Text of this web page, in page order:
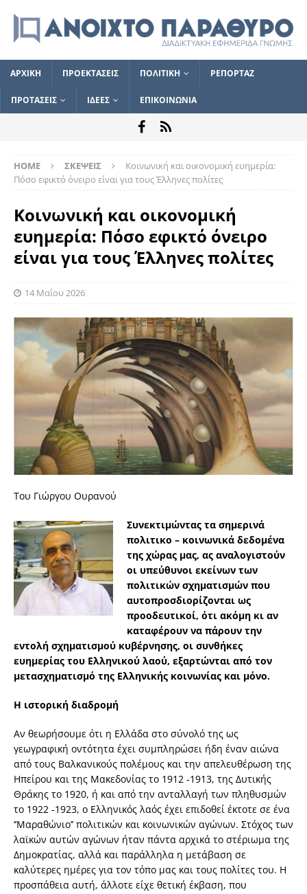
ΑΡΧΙΚΗ ΠΡΟΕΚΤΑΣΕΙΣ ΠΟΛΙΤΙΚΗ ΡΕΠΟΡΤΑΖ
ΠΡΟΤΑΣΕΙΣ ΙΔΕΕΣ ΕΠΙΚΟΙΝΩΝΙΑ
HOME ΣΚΕΨΕΙΣ
Κοινωνική και οικονομική ευημερία:
Πόσο εφικτό όνειρο είναι για τους Έλληνες πολίτες
Κοινωνική και οικονομική
ευημερία: Πόσο εφικτό όνειρο
είναι για τους Έλληνες πολίτες
14 Μαΐου 2026
Του Γιώργου Ουρανού
Συνεκτιμώντας τα σημερινά
πολιτικο – κοινωνικά δεδομένα
της χώρας μας, ας αναλογιστούν
οι υπεύθυνοι εκείνων των
πολιτικών σχηματισμών που
αυτοπροσδιορίζονται ως
προοδευτικοί, ότι ακόμη κι αν
καταφέρουν να πάρουν την
εντολή σχηματισμού κυβέρνησης, οι συνθήκες
ευημερίας του Ελληνικού λαού, εξαρτώνται από τον
μετασχηματισμό της Ελληνικής κοινωνίας και μόνο.
Η ιστορική διαδρομή
Αν θεωρήσουμε ότι η Ελλάδα στο σύνολό της ως
γεωγραφική οντότητα έχει συμπληρώσει ήδη έναν αιώνα
από τους Βαλκανικούς πολέμους και την απελευθέρωση της
Ηπείρου και της Μακεδονίας το 1912 -1913, της Δυτικής
Θράκης το 1920, ή και από την ανταλλαγή των πληθυσμών
το 1922 -1923, ο Ελληνικός λαός έχει επιδοθεί έκτοτε σε ένα
‘’Μαραθώνιο’’ πολιτικών και κοινωνικών αγώνων. Στόχος των
λαϊκών αυτών αγώνων ήταν πάντα αρχικά το στέριωμα της
Δημοκρατίας, αλλά και παράλληλα η μετάβαση σε
καλύτερες ημέρες για τον τόπο μας και τους πολίτες του. Η
προσπάθεια αυτή, άλλοτε είχε θετική έκβαση, που